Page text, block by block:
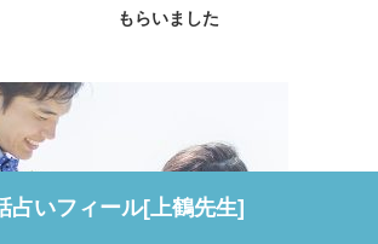
占いフィール[上鶴先生]
もらいました